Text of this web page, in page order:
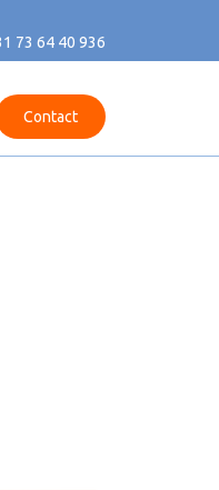
73 64 40 936
Contact